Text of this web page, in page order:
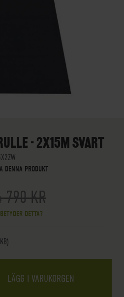
- 2X15M SVART
DENNA PRODUKT
790 KR
DETTA?
LÄGG I VARUKORGEN